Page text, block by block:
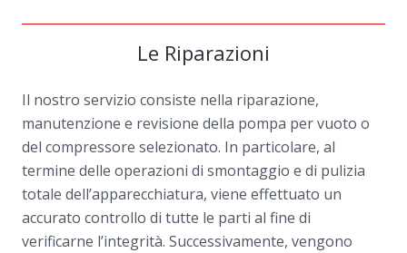
Le Riparazioni
Il nostro servizio consiste nella riparazione,
manutenzione e revisione della pompa per vuoto o
del compressore selezionato. In particolare, al
termine delle operazioni di smontaggio e di pulizia
totale dell’apparecchiatura, viene effettuato un
accurato controllo di tutte le parti al fine di
verificarne l’integrità. Successivamente, vengono